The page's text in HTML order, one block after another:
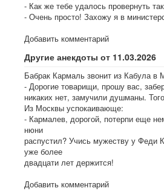
- Как же тебе удалось провернуть
- Очень просто! Захожу я в
Добавить комментарий
Другие анекдоты от 11.03.2026
Бабрак Кармаль звонит из Кабула в
- Дорогие товарищи, прошу вас,
никаких нет, замучили душманы.
Из Москвы успокаивающе:
- Кармалев, дорогой, потерпи еще
нюни
распустил? Учись мужеству у Феди
уже более
двадцати лет держится!
Добавить комментарий